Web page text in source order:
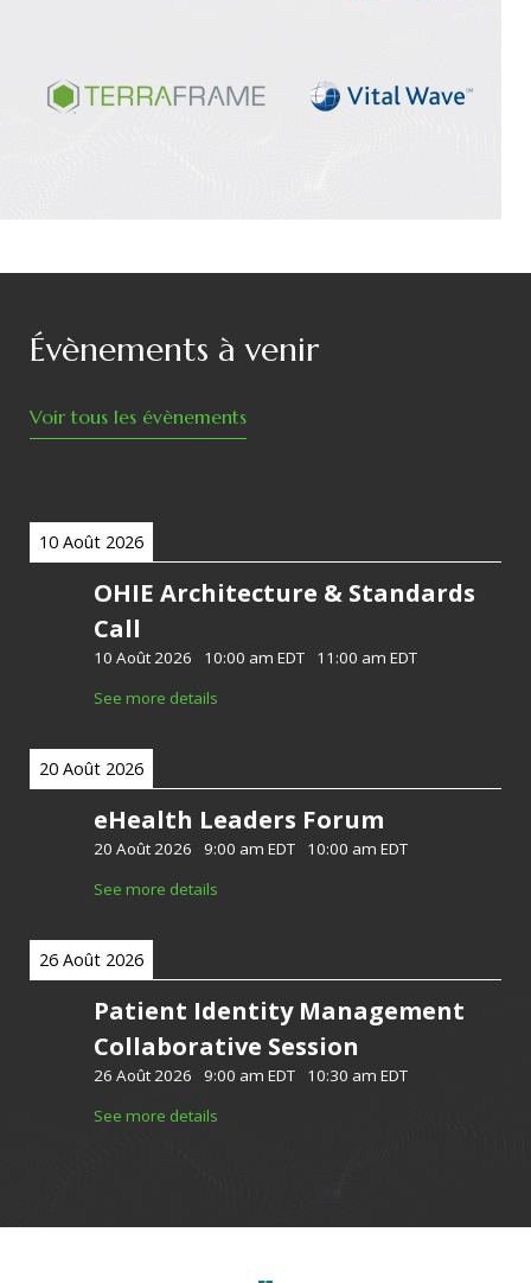
Évènements à venir
Voir tous les évènements
10 Août 2026
OHIE Architecture & Standards
Call
10 Août 2026 10:00 am EDT
11:00 am EDT
See more details
20 Août 2026
eHealth Leaders Forum
20 Août 2026 9:00 am EDT
10:00 am EDT
See more details
26 Août 2026
Patient Identity Management
Collaborative Session
26 Août 2026 9:00 am EDT
10:30 am EDT
See more details